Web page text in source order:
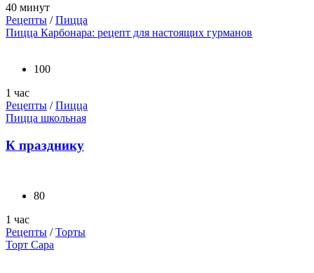
40 минут
Рецепты /Пицца
Пицца Карбонара: рецепт для настоящих гурманов
100
1 час
Рецепты /Пицца
Пицца школьная
К празднику
80
1 час
Рецепты /Торты
Торт Сара